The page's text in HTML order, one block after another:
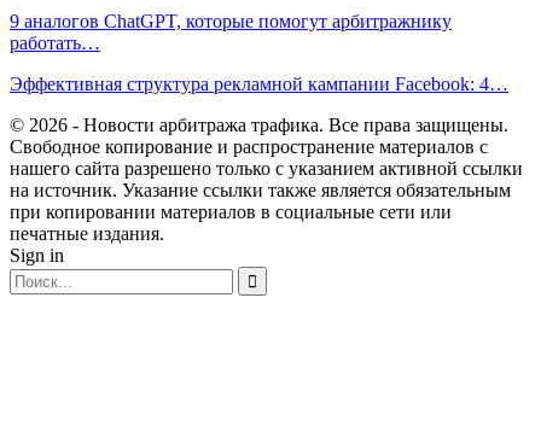
9 аналогов ChatGPT, которые помогут арбитражнику
работать…
Эффективная структура рекламной кампании Facebook: 4…
© 2026 - Новости арбитража трафика. Все права защищены.
Свободное копирование и распространение материалов с
нашего сайта разрешено только с указанием активной ссылки
на источник. Указание ссылки также является обязательным
при копировании материалов в социальные сети или
печатные издания.
Sign in